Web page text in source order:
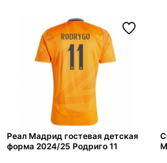
Реал Мадрид гостевая детская
форма 2024/25 Родриго 11